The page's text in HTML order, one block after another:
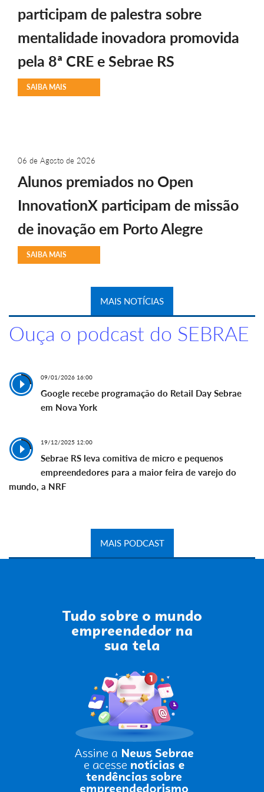
participam de palestra sobre
mentalidade inovadora promovida
pela 8ª CRE e Sebrae RS
SAIBA MAIS
06 de Agosto de 2026
Alunos premiados no Open
InnovationX participam de missão
de inovação em Porto Alegre
SAIBA MAIS
MAIS NOTÍCIAS
Ouça o podcast do SEBRAE
09/01/2026 16:00
Google recebe programação do Retail Day Sebrae
em Nova York
19/12/2025 12:00
Sebrae RS leva comitiva de micro e pequenos
empreendedores para a maior feira de varejo do
mundo, a NRF
MAIS PODCAST